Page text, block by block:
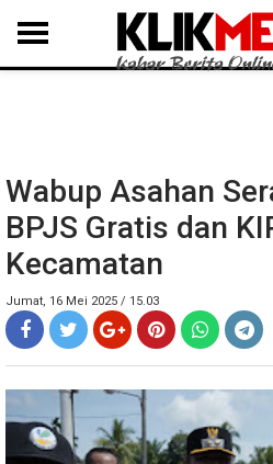
MEDAN LANGKAT DAIRI
Wabup Asahan
BPJS Gratis dan
Kecamatan
Jumat, 16 Mei 2025 / 15.03